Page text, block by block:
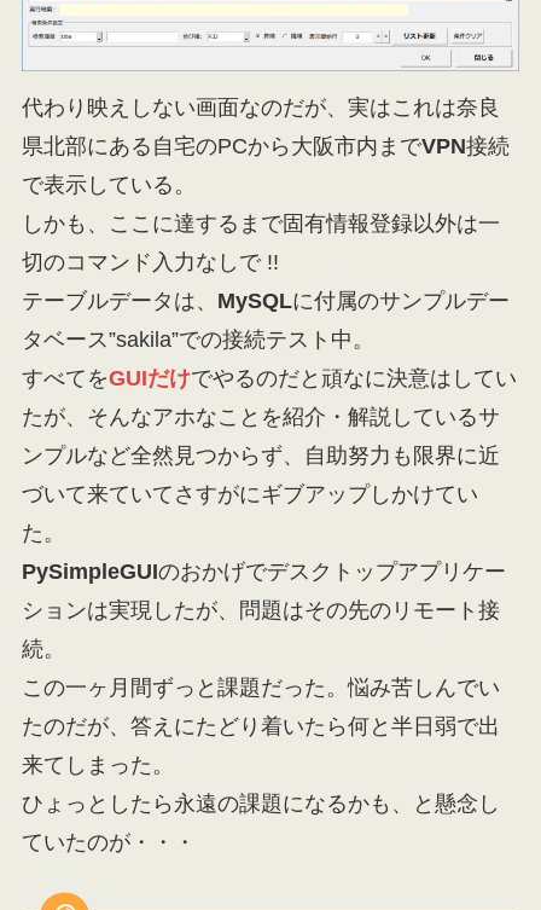
代わり映えしない画面なのだが、実はこれは奈良
県北部にある自宅のPCから大阪市内までVPN接続
で表示している。
しかも、ここに達するまで固有情報登録以外は一
切のコマンド入力なしで !!
テーブルデータは、 MySQLに付属のサンプルデー
タベース”sakila”での接続テスト中。
すべてをGUIだけでやるのだと頑なに決意はしてい
たが、そんなアホなことを紹介・解説しているサ
ンプルなど全然見つからず、自助努力も限界に近
づいて来ていてさすがにギブアップしかけてい
た。
PySimpleGUIのおかげでデスクトップアプリケー
ションは実現したが、問題はその先のリモート接
続。
この一ヶ月間ずっと課題だった。悩み苦しんでい
たのだが、答えにたどり着いたら何と半日弱で出
来てしまった。
ひょっとしたら永遠の課題になるかも、と懸念し
ていたのが・・・